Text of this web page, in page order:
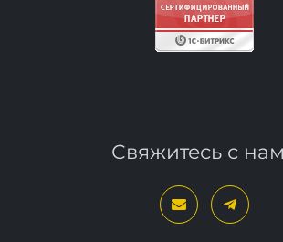
Свяжитесь с